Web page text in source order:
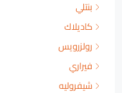
بنتلي
كاديلاك
رولزرويس
فيراري
شيفروليه